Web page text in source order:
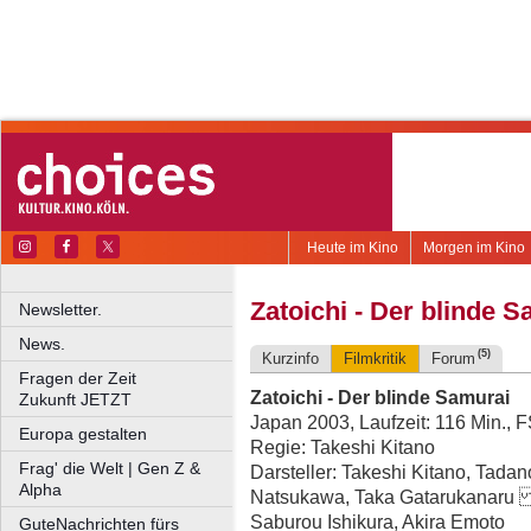
Morgen im Kino
Heute im Kino
Newsletter.
News.
Fragen der Zeit
Zukunft JETZT
Europa gestalten
Frag' die Welt | Gen Z &
Alpha
GuteNachrichten fürs
Zatoichi - Der blinde
Kurzinfo Filmkritik Forum (5)
Zatoichi - Der blinde Samurai
Japan 2003, Laufzeit: 116 Min.,
Regie: Takeshi Kitano
Darsteller: Takeshi Kitano,
Natsukawa, Taka
Saburou Ishikura, Akira Emoto